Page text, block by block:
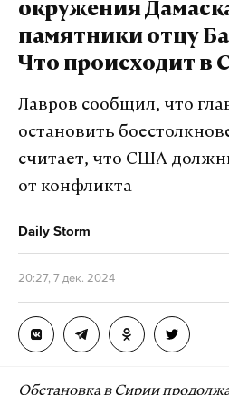
Затем политики
открытия собора Нотр-Дам
реставрации. При пожаре в
уничтожил часть северной
На церемонию были
ФРГ Франк-Вальтер
другие известные личности.
Подпишитесь на Daily
окружения
памятники отцу
Что происходит в
Лавров сообщил, что
остановить
считает, что США
от конфликта
Daily Storm
20:27, 7 дек. 2024
Обстановка в Сирии